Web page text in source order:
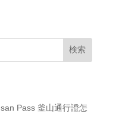
検索
Pass 釜山通行證怎